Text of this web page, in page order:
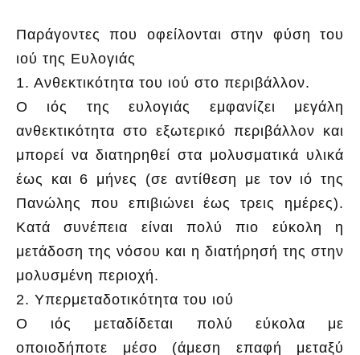
Παράγοντες που οφείλονται στην φύση του
ιού της Ευλογιάς
1. Ανθεκτικότητα του ιού στο περιβάλλον.
Ο ιός της ευλογιάς εμφανίζει μεγάλη
ανθεκτικότητα στο εξωτερικό περιβάλλον και
μπορεί να διατηρηθεί στα μολυσματικά υλικά
έως και 6 μήνες (σε αντίθεση με τον ιό της
Πανώλης που επιβιώνει έως τρεις ημέρες).
Κατά συνέπεια είναι πολύ πιο εύκολη η
μετάδοση της νόσου και η διατήρησή της στην
μολυσμένη περιοχή.
2. Υπερμεταδοτικότητα του ιού
Ο ιός μεταδίδεται πολύ εύκολα με
οποιοδήποτε μέσο (άμεση επαφή μεταξύ